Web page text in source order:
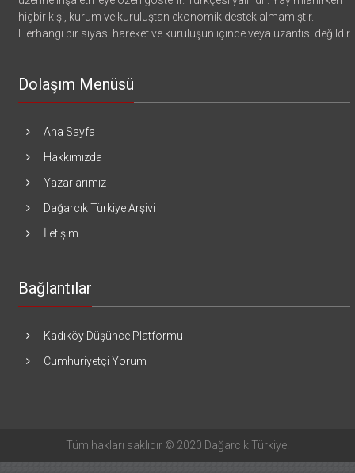
hiçbir kişi, kurum ve kuruluştan ekonomik destek almamıştır.
Herhangi bir siyasi hareket ve kuruluşun içinde veya uzantısı değildir
Dolaşım Menüsü
Ana Sayfa
Hakkımızda
Yazarlarımız
Dağarcık Türkiye Arşivi
İletişim
Bağlantılar
Kadıköy Düşünce Platformu
Cumhuriyetçi Yorum
Tüm hakları saklıdır © 2020 Dağarcık Türkiye.